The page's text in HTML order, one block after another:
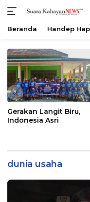
konten
Beranda Handep
«
Gerakan Langit Biru,
Indonesia Asri
dunia usaha